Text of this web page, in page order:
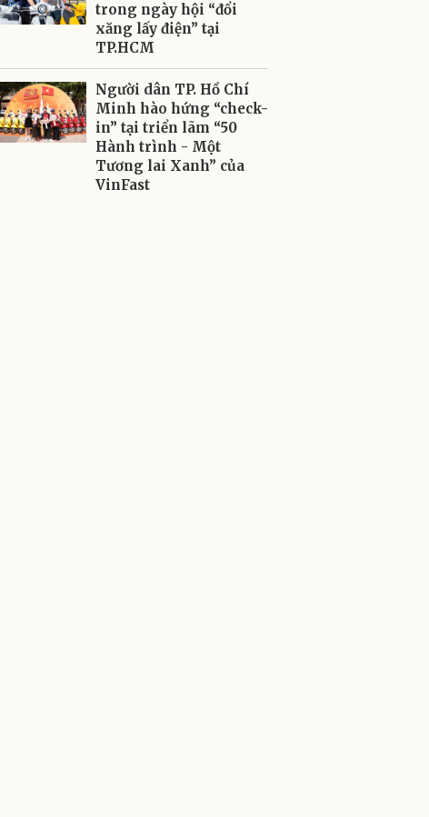
trong ngày hội “đổi
xăng lấy điện” tại
TP.HCM
Người dân TP. Hồ Chí
Minh hào hứng “check-
in” tại triển lãm “50
Hành trình - Một
Tương lai Xanh” của
VinFast